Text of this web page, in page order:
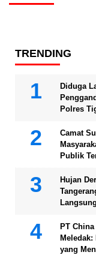
TRENDING
Diduga
Polres
Camat
Publik
Hujan
Langsung
PT
yang